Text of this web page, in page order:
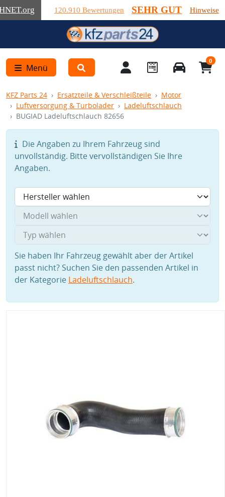
.org 120.910 Bewertungen SEHR GUT Hinweise
Menü
0
KFZ Parts 24 Ersatzteile & Verschleißteile
Motor
Luftversorgung & Turbolader
Ladeluftschlauch
BUGIAD Ladeluftschlauch 82656
Die Angaben zu Ihrem Fahrzeug sind
unvollständig. Bitte vervollständigen Sie Ihre
Angaben.
Sie haben Ihr Fahrzeug gewählt aber der Artikel
passt nicht? Suchen Sie den passenden Artikel in
der Kategorie Ladeluftschlauch.